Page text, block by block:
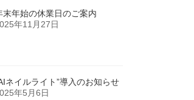
末年始の休業日のご案内
年11月27日
ネイルライト”導入のお知らせ
年5月6日